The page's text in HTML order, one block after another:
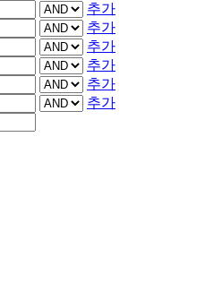
추가
추가
추가
추가
추가
추가